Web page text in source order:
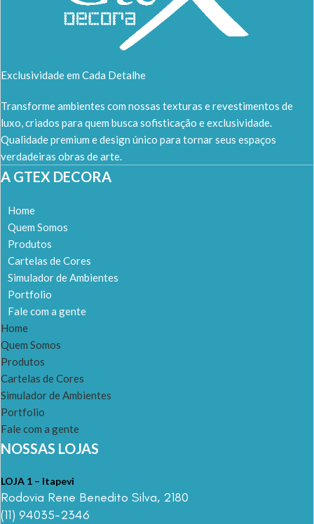
Exclusividade em Cada Detalhe
Transforme ambientes com nossas texturas e revestimentos de
luxo, criados para quem busca sofisticação e exclusividade.
Qualidade premium e design único para tornar seus espaços
verdadeiras obras de arte.
A GTEX DECORA
Home
Quem Somos
Produtos
Cartelas de Cores
Simulador de Ambientes
Portfolio
Fale com a gente
Home
Quem Somos
Produtos
Cartelas de Cores
Simulador de Ambientes
Portfolio
Fale com a gente
NOSSAS LOJAS
LOJA 1 – Itapevi
Rodovia Rene Benedito Silva, 2180
(11) 94035-2346